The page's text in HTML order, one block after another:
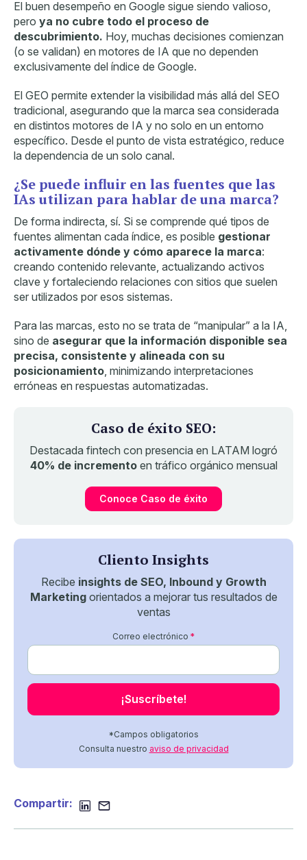
El buen desempeño en Google sigue siendo valioso,
pero ya no cubre todo el proceso de
descubrimiento. Hoy, muchas decisiones comienzan
(o se validan) en motores de IA que no dependen
exclusivamente del índice de Google.
El GEO permite extender la visibilidad más allá del SEO
tradicional, asegurando que la marca sea considerada
en distintos motores de IA y no solo en un entorno
específico. Desde el punto de vista estratégico, reduce
la dependencia de un solo canal.
¿Se puede influir en las fuentes que las
IAs utilizan para hablar de una marca?
De forma indirecta, sí. Si se comprende qué tipos de
fuentes alimentan cada índice, es posible gestionar
activamente dónde y cómo aparece la marca:
creando contenido relevante, actualizando activos
clave y fortaleciendo relaciones con sitios que suelen
ser utilizados por esos sistemas.
Para las marcas, esto no se trata de “manipular” a la IA,
sino de asegurar que la información disponible sea
precisa, consistente y alineada con su
posicionamiento , minimizando interpretaciones
erróneas en respuestas automatizadas.
Caso de éxito SEO:
Destacada fintech con presencia en LATAM logró
40% de incrementoen tráfico orgánico mensual
Conoce Caso de éxito
Cliento Insights
Recibe insights de SEO, Inbound y Growth
Marketingorientados a mejorar tus resultados de
ventas
Correo electrónico *
*Campos obligatorios
Consulta nuestro aviso de privacidad
Compartir: